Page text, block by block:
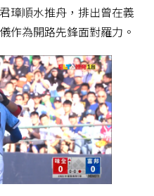
璋順水推舟，排出曾在義
作為開路先鋒面對羅力。